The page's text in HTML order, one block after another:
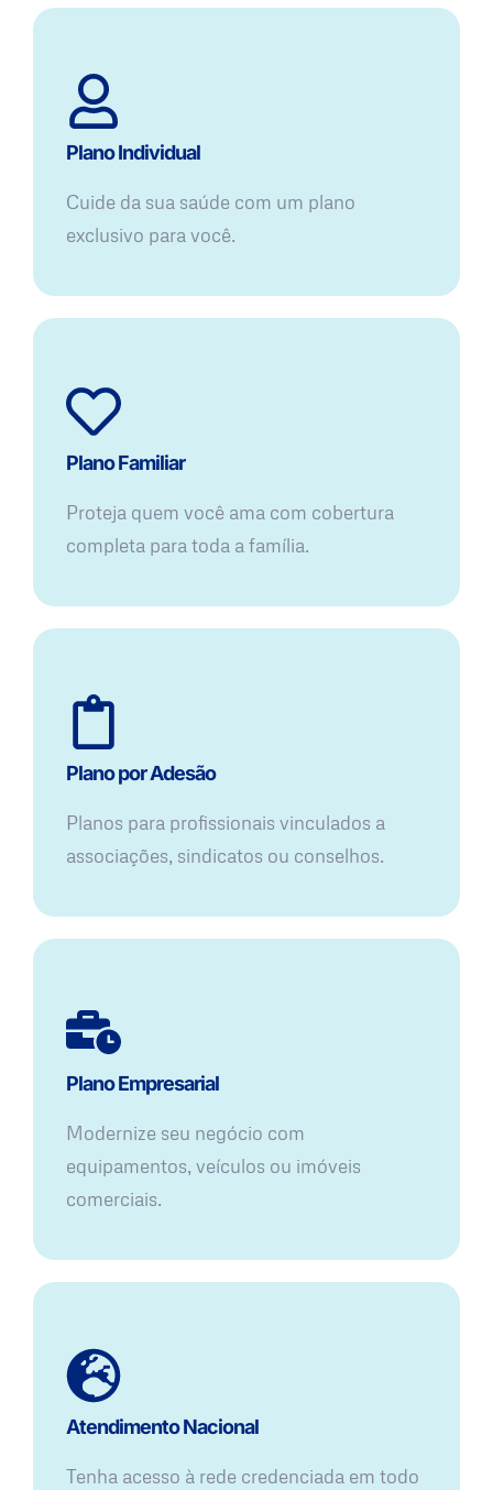
Plano Individual
Cuide da sua saúde com um plano
exclusivo para você.
Plano Familiar
Proteja quem você ama com cobertura
completa para toda a família.
Plano por Adesão
Planos para profissionais vinculados a
associações, sindicatos ou conselhos.
Plano Empresarial
Modernize seu negócio com
equipamentos, veículos ou imóveis
comerciais.
Atendimento Nacional
Tenha acesso à rede credenciada em todo